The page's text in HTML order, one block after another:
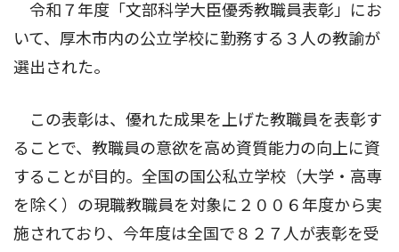
令和７年度「文部科学大臣優秀教職員表彰」にお
いて、厚木市内の公立学校に勤務する３人の教諭が
選出された。
この表彰は、優れた成果を上げた教職員を表彰す
ることで、教職員の意欲を高め資質能力の向上に資
することが目的。全国の国公私立学校（大学・高専
を除く）の現職教職員を対象に２００６年度から実
施されており、今年度は全国で８２７人が表彰を受